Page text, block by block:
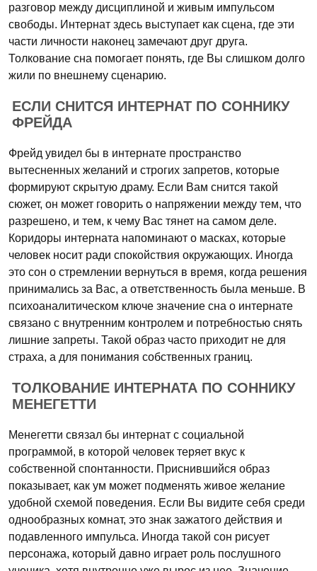
разговор между дисциплиной и живым импульсом
свободы. Интернат здесь выступает как сцена, где эти
части личности наконец замечают друг друга.
Толкование сна помогает понять, где Вы слишком долго
жили по внешнему сценарию.
ЕСЛИ СНИТСЯ ИНТЕРНАТ ПО СОННИКУ
ФРЕЙДА
Фрейд увидел бы в интернате пространство
вытесненных желаний и строгих запретов, которые
формируют скрытую драму. Если Вам снится такой
сюжет, он может говорить о напряжении между тем, что
разрешено, и тем, к чему Вас тянет на самом деле.
Коридоры интерната напоминают о масках, которые
человек носит ради спокойствия окружающих. Иногда
это сон о стремлении вернуться в время, когда решения
принимались за Вас, а ответственность была меньше. В
психоаналитическом ключе значение сна о интернате
связано с внутренним контролем и потребностью снять
лишние запреты. Такой образ часто приходит не для
страха, а для понимания собственных границ.
ТОЛКОВАНИЕ ИНТЕРНАТА ПО СОННИКУ
МЕНЕГЕТТИ
Менегетти связал бы интернат с социальной
программой, в которой человек теряет вкус к
собственной спонтанности. Приснившийся образ
показывает, как ум может подменять живое желание
удобной схемой поведения. Если Вы видите себя среди
однообразных комнат, это знак зажатого действия и
подавленного импульса. Иногда такой сон рисует
персонажа, который давно играет роль послушного